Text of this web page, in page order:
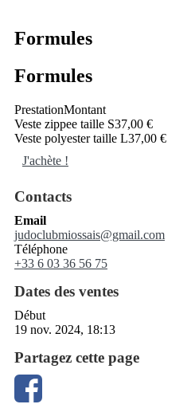
Formules
Formules
PrestationMontant
Veste zippee taille S37,00 €
Veste polyester taille L37,00 €
J'achète !
Contacts
Email
judoclubmiossais@gmail.com
Téléphone
+33 6 03 36 56 75
Dates des ventes
Début
19 nov. 2024, 18:13
Partagez cette page